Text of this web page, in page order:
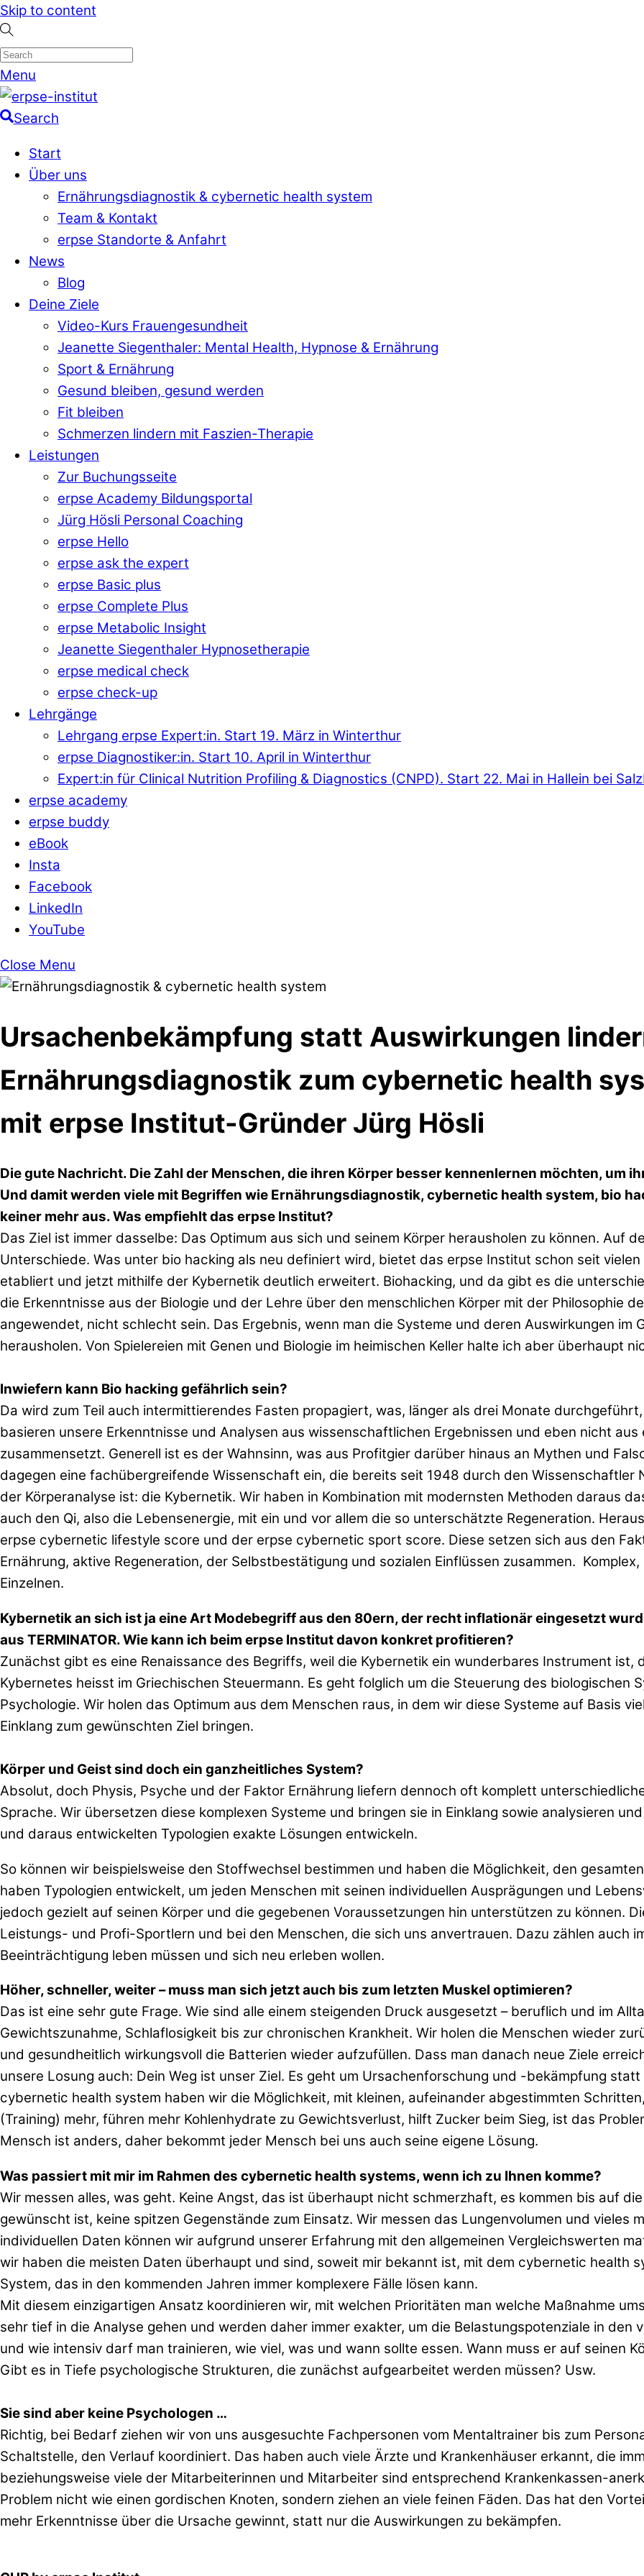
Skip to content
Menu
Search
Start
Über uns
Ernährungsdiagnostik & cybernetic health system
Team & Kontakt
erpse Standorte & Anfahrt
News
Blog
Deine Ziele
Video-Kurs Frauengesundheit
Jeanette Siegenthaler: Mental Health, Hypnose & Ernährung
Sport & Ernährung
Gesund bleiben, gesund werden
Fit bleiben
Schmerzen lindern mit Faszien-Therapie
Leistungen
Zur Buchungsseite
erpse Academy Bildungsportal
Jürg Hösli Personal Coaching
erpse Hello
erpse ask the expert
erpse Basic plus
erpse Complete Plus
erpse Metabolic Insight
Jeanette Siegenthaler Hypnosetherapie
erpse medical check
erpse check-up
Lehrgänge
Lehrgang erpse Expert:in. Start 19. März in Winterthur
erpse Diagnostiker:in. Start 10. April in Winterthur
Expert:in für Clinical Nutrition Profiling & Diagnostics (CNPD). Start 22. Mai in Hallein bei
erpse academy
erpse buddy
eBook
Insta
Facebook
LinkedIn
YouTube
Close Menu
Ursachenbekämpfung statt Auswirkungen
Ernährungsdiagnostik zum cybernetic health
mit erpse Institut-Gründer Jürg Hösli
Die gute Nachricht. Die Zahl der Menschen, die ihren Körper besser kennenlernen möchten, um
Und damit werden viele mit Begriffen wie Ernährungsdiagnostik, cybernetic health system, bio
keiner mehr aus. Was empfiehlt das erpse Institut?
Das Ziel ist immer dasselbe: Das Optimum aus sich und seinem Körper herausholen zu können. Auf
Unterschiede. Was unter bio hacking als neu definiert wird, bietet das erpse Institut schon seit
etabliert und jetzt mithilfe der Kybernetik deutlich erweitert. Biohacking, und da gibt es die
die Erkenntnisse aus der Biologie und der Lehre über den menschlichen Körper mit der Philosophie
angewendet, nicht schlecht sein. Das Ergebnis, wenn man die Systeme und deren Auswirkungen
herausholen. Von Spielereien mit Genen und Biologie im heimischen Keller halte ich aber überhaupt
Inwiefern kann Bio hacking gefährlich sein?
Da wird zum Teil auch intermittierendes Fasten propagiert, was, länger als drei Monate
basieren unsere Erkenntnisse und Analysen aus wissenschaftlichen Ergebnissen und eben nicht
zusammensetzt. Generell ist es der Wahnsinn, was aus Profitgier darüber hinaus an Mythen und
dagegen eine fachübergreifende Wissenschaft ein, die bereits seit 1948 durch den
der Körperanalyse ist: die Kybernetik. Wir haben in Kombination mit modernsten Methoden daraus
auch den Qi, also die Lebensenergie, mit ein und vor allem die so unterschätzte Regeneration.
erpse cybernetic lifestyle score und der erpse cybernetic sport score. Diese setzen sich aus den
Ernährung, aktive Regeneration, der Selbstbestätigung und sozialen Einflüssen zusammen.
Einzelnen.
Kybernetik an sich ist ja eine Art Modebegriff aus den 80ern, der recht inflationär eingesetzt
aus TERMINATOR. Wie kann ich beim erpse Institut davon konkret profitieren?
Zunächst gibt es eine Renaissance des Begriffs, weil die Kybernetik ein wunderbares Instrument ist,
Kybernetes heisst im Griechischen Steuermann. Es geht folglich um die Steuerung des biologischen
Psychologie. Wir holen das Optimum aus dem Menschen raus, in dem wir diese Systeme auf Basis
Einklang zum gewünschten Ziel bringen.
Körper und Geist sind doch ein ganzheitliches System?
Absolut, doch Physis, Psyche und der Faktor Ernährung liefern dennoch oft komplett
Sprache. Wir übersetzen diese komplexen Systeme und bringen sie in Einklang sowie analysieren
und daraus entwickelten Typologien exakte Lösungen entwickeln.
So können wir beispielsweise den Stoffwechsel bestimmen und haben die Möglichkeit, den
haben Typologien entwickelt, um jeden Menschen mit seinen individuellen Ausprägungen und
jedoch gezielt auf seinen Körper und die gegebenen Voraussetzungen hin unterstützen zu können.
Leistungs- und Profi-Sportlern und bei den Menschen, die sich uns anvertrauen. Dazu zählen auch
Beeinträchtigung leben müssen und sich neu erleben wollen.
Höher, schneller, weiter – muss man sich jetzt auch bis zum letzten Muskel optimieren?
Das ist eine sehr gute Frage. Wie sind alle einem steigenden Druck ausgesetzt – beruflich und im
Gewichtszunahme, Schlaflosigkeit bis zur chronischen Krankheit. Wir holen die Menschen wieder
und gesundheitlich wirkungsvoll die Batterien wieder aufzufüllen. Dass man danach neue Ziele
unsere Losung auch: Dein Weg ist unser Ziel. Es geht um Ursachenforschung und -bekämpfung
cybernetic health system haben wir die Möglichkeit, mit kleinen, aufeinander abgestimmten
(Training) mehr, führen mehr Kohlenhydrate zu Gewichtsverlust, hilft Zucker beim Sieg, ist das
Mensch ist anders, daher bekommt jeder Mensch bei uns auch seine eigene Lösung.
Was passiert mit mir im Rahmen des cybernetic health systems, wenn ich zu Ihnen komme?
Wir messen alles, was geht. Keine Angst, das ist überhaupt nicht schmerzhaft, es kommen bis auf
gewünscht ist, keine spitzen Gegenstände zum Einsatz. Wir messen das Lungenvolumen und vieles
individuellen Daten können wir aufgrund unserer Erfahrung mit den allgemeinen Vergleichswerten
wir haben die meisten Daten überhaupt und sind, soweit mir bekannt ist, mit dem cybernetic health
System, das in den kommenden Jahren immer komplexere Fälle lösen kann.
Mit diesem einzigartigen Ansatz koordinieren wir, mit welchen Prioritäten man welche Maßnahme
sehr tief in die Analyse gehen und werden daher immer exakter, um die Belastungspotenziale in den
und wie intensiv darf man trainieren, wie viel, was und wann sollte essen. Wann muss er auf seinen
Gibt es in Tiefe psychologische Strukturen, die zunächst aufgearbeitet werden müssen? Usw.
Sie sind aber keine Psychologen …
Richtig, bei Bedarf ziehen wir von uns ausgesuchte Fachpersonen vom Mentaltrainer bis zum
Schaltstelle, den Verlauf koordiniert. Das haben auch viele Ärzte und Krankenhäuser erkannt, die
beziehungsweise viele der Mitarbeiterinnen und Mitarbeiter sind entsprechend Krankenkassen-
Problem nicht wie einen gordischen Knoten, sondern ziehen an viele feinen Fäden. Das hat den
mehr Erkenntnisse über die Ursache gewinnt, statt nur die Auswirkungen zu bekämpfen.